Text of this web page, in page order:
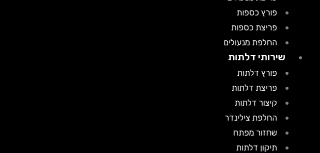
פורץ כספות
פריצת כספות
החלפת מנעולים
שירותי דלתות
פורץ דלתות
פריצת דלתות
קיצור דלתות
החלפת צילינדר
שחזור מפתח
תיקון דלתות